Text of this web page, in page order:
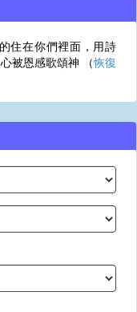
住在你們裡面，用詩
被恩感歌頌神 （恢復